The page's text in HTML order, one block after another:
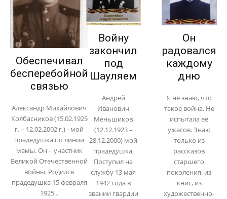
Обеспечивал
бесперебойной
связью
Александр Михайлович
Колбасников (15.02.1925
г. – 12.02.2002 г.) - мой
прадедушка по линии
мамы. Он - участник
Великой Отечественной
войны. Родился
прадедушка 15 февраля
1925...
Войну
закончил
под
Шауляем
Андрей
Иванович
Меньшиков
(12.12.1923 –
28.12.2000) мой
прадедушка.
Поступил на
службу 13 мая
1942 года в
звании гвардии
Он
радовался
каждому
дню
Я не знаю, что
такое война. Не
испытала её
ужасов. Знаю
только из
рассказов
старшего
поколения, из
книг, из
художественно-